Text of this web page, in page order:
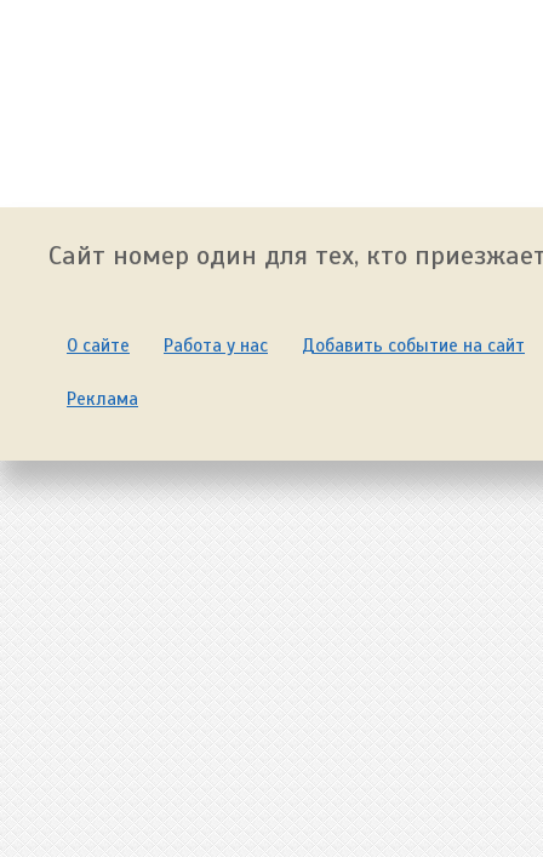
Сайт номер один для тех, кто
О сайте Работа у нас Добавить событие на сайт
Реклама